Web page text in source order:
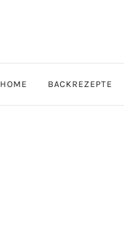
HOME BACKREZEPTE